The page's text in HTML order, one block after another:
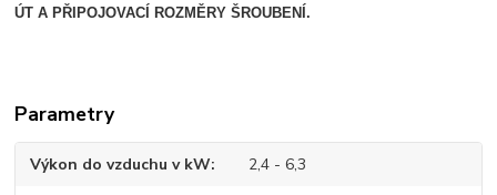
ÚT A PŘIPOJOVACÍ ROZMĚRY ŠROUBENÍ.
Parametry
Výkon do vzduchu v kW 2,4 - 6,3